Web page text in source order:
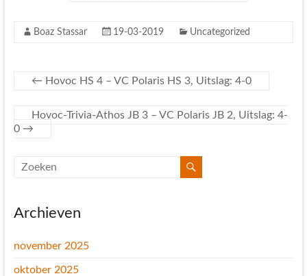
Boaz Stassar 19-03-2019 Uncategorized
← Hovoc HS 4 – VC Polaris HS 3, Uitslag: 4-0
Hovoc-Trivia-Athos JB 3 – VC Polaris JB 2, Uitslag: 4-
0 →
Archieven
november 2025
oktober 2025